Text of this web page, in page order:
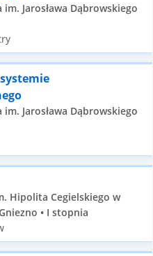
Jarosława Dąbrowskiego
Jarosława Dąbrowskiego
Hipolita Cegielskiego w
• I stopnia